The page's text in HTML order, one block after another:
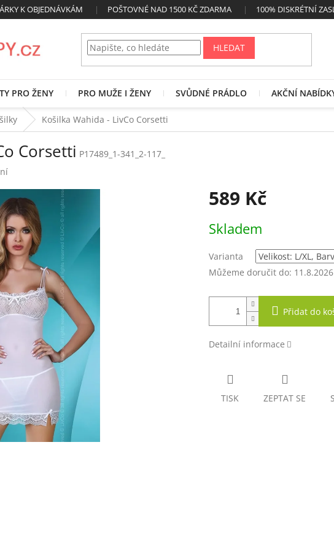
K OBJEDNÁVKÁM POŠTOVNÉ NAD 1500 KČ ZDARMA 100% DISKRÉTNÍ
HLEDAT
PRO ŽENY PRO MUŽE I ŽENY SVŮDNÉ PRÁDLO AKČNÍ
Košilka Wahida - LivCo Corsetti
Corsetti P17489_1-341_2-117_
589 Kč
cena:
Skladem
Varianta
Můžeme doručit do: 11.8.2026
Přidat do
Detailní informace
TISK ZEPTAT SE